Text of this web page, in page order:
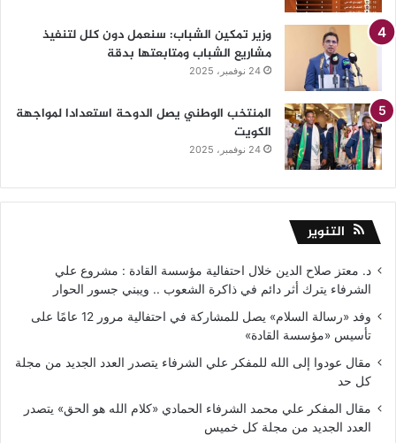
وزير تمكين الشباب: سنعمل دون كلل لتنفيذ
مشاريع الشباب ومتابعتها بدقة
24 نوفمبر، 2025
المنتخب الوطني يصل الدوحة استعدادا لمواجهة
الكويت
24 نوفمبر، 2025
التنوير
د. معتز صلاح الدين خلال احتفالية مؤسسة القادة : مشروع علي
الشرفاء يترك أثر دائم في ذاكرة الشعوب .. ويبني جسور الحوار
وفد «رسالة السلام» يصل للمشاركة في احتفالية مرور 12 عامًا على
تأسيس «مؤسسة القادة»
مقال عودوا إلى الله للمفكر علي الشرفاء يتصدر العدد الجديد من مجلة
كل حد
مقال المفكر علي محمد الشرفاء الحمادي «كلام الله هو الحق» يتصدر
العدد الجديد من مجلة كل خميس